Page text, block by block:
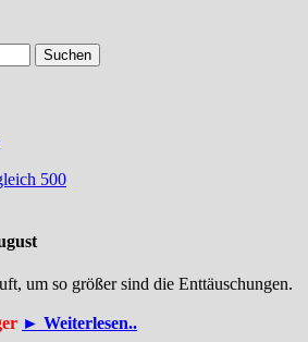
um so größer sind die Enttäuschungen.
► Weiterlesen..